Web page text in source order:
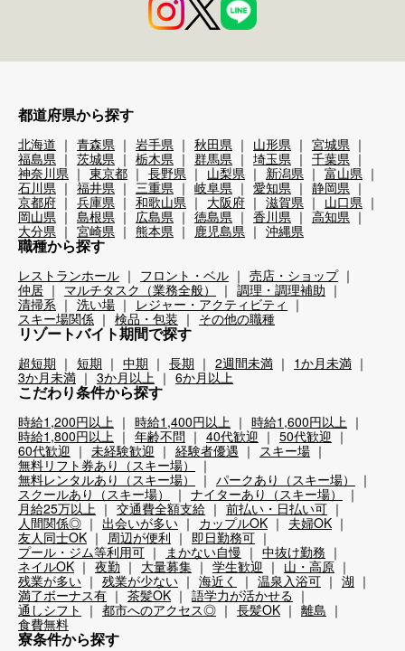
都道府県から探す
北海道 青森県 岩手県 秋田県 山形県
宮城県
福島県
茨城県 栃木県 群馬県 埼玉県
千葉県
神奈川県
東京都 長野県 山梨県 新潟県
富山県
石川県
福井県 三重県 岐阜県 愛知県
静岡県
京都府
兵庫県 和歌山県 大阪府 滋賀県
山口県
岡山県
島根県 広島県 徳島県 香川県
高知県
大分県
宮崎県 熊本県 鹿児島県 沖縄県
職種から探す
レストランホール フロント・ベル
売店・ショップ
仲居
マルチタスク（業務全般）
調理・調理補助
清掃系
洗い場
レジャー・アクティビティ
スキー場関係
検品・包装 その他の職種
リゾートバイト期間で探す
超短期 短期 中期 長期 2週間未満
1か月未満
3か月未満
3か月以上 6か月以上
こだわり条件から探す
時給1,200円以上 時給1,400円以上
時給1,600円以上
時給1,800円以上
年齢不問 40代歓迎
50代歓迎
60代歓迎
未経験歓迎 経験者優遇
スキー場
無料リフト券あり（スキー場）
無料レンタルあり（スキー場）
パークあり（スキー場）
スクールあり（スキー場）
ナイターあり（スキー場）
月給25万以上
交通費全額支給
前払い・日払い可
人間関係◎
出会いが多い カップルOK
夫婦OK
友人同士OK
周辺が便利
即日勤務可
プール・ジム等利用可
まかない自慢
中抜け勤務
ネイルOK
夜勤 大量募集 学生歓迎
山・高原
残業が多い
残業が少ない 海近く 温泉入浴可
湖
満了ボーナス有
茶髪OK
語学力が活かせる
通しシフト
都市へのアクセス◎ 長髪OK
離島
食費無料
寮条件から探す